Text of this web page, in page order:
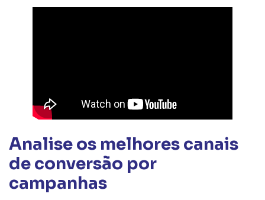
Analise os melhores canais
de conversão por
campanhas